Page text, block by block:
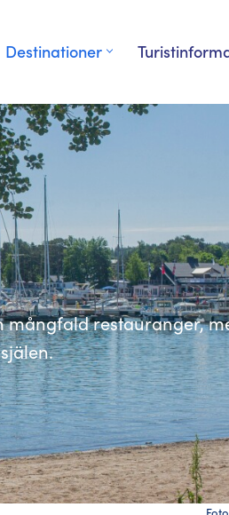
Destinationer
mångfald restauranger,